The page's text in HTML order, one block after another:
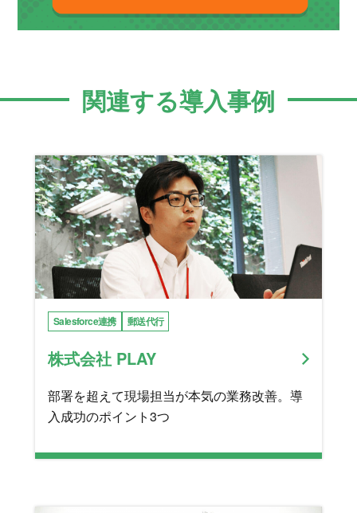
関連する導入事例
Salesforce連携 郵送代行
株式会社 PLAY
部署を超えて現場担当が本気の業務改善。導
入成功のポイント3つ